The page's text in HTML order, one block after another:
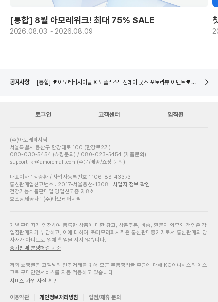
[통합] 8월 아모레위크! 최대 75% SALE
2026.08.03 ~ 2026.08.09
공지사항
네이버페이 8월 은행/증권사 시스템 점검 일정 안내
로그인 고객센터 임직원
(주)아모레퍼시픽
서울특별시 용산구 한강대로 100 (한강로2가)
080-030-5454 (쇼핑문의) / 080-023-5454 (제품문의)
support_kr@amoremall.com (주문/배송/쇼핑 문의)
대표이사 : 김승환 / 사업자등록번호 : 106-86-43373
통신판매업신고번호 : 2017-서울용산-1308
사업자 정보 확인
건강기능식품판매업 영업신고증 제8호
호스팅제공자 : (주)아모레퍼시픽
개별 판매자가 입점하여 등록한 상품에 대한 광고, 상품주문, 배송, 환불의 의무와 책임은 각
입점판매자가 부담하고, 이에 대하여 ㈜아모레퍼시픽은 통신판매중개자로서 통신판매의 당
사자가 아니므로 일체 책임을 지지 않습니다.
중개판매 분쟁해결 기준
저희 쇼핑몰은 고객님의 안전거래를 위해 모든 무통장입금 주문에 대해 KG이니시스의 에스
크로 구매안전서비스를 자동 적용하고 있습니다.
서비스 가입 사실 확인
이용약관 개인정보처리방침 입점/제휴 문의